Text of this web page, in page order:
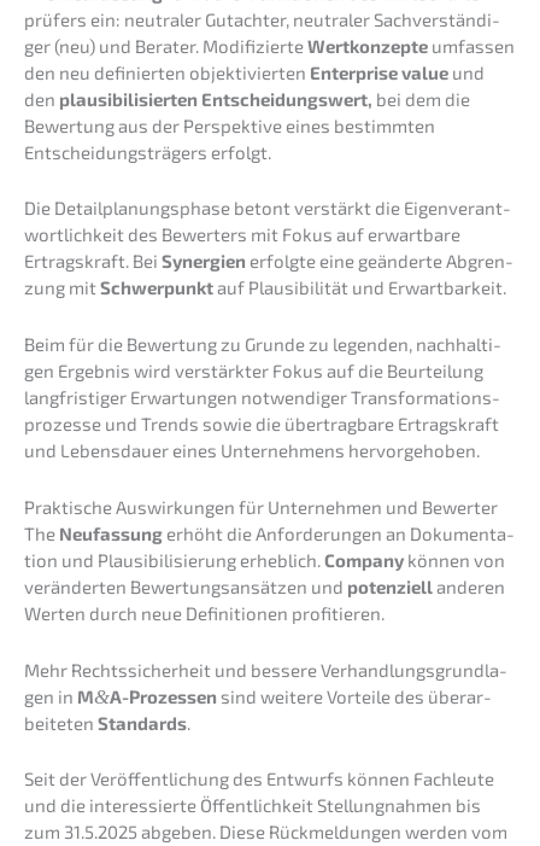
prü­fers ein: neutra­ler Gutach­ter, neutra­ler Sachver­stän­di­
ger (neu) und Berater. Modifi­zier­teWertkon­zep­te umfas­sen
den neu definier­ten objek­ti­vier­ten Enter­pri­se value und
den plausi­bi­li­sier­ten Entschei­dungs­wert, bei dem die
Bewer­tung aus der Perspek­ti­ve eines bestimm­ten
Entschei­dungs­trä­gers erfolgt.
Die Detail­pla­nungs­pha­se betont verstärkt die Eigen­ver­ant­
wort­lich­keit des Bewer­ters mit Fokus auf erwart­ba­re
Ertrags­kraft. Bei Syner­gien erfolg­te eine geänder­te Abgren­
zung mitSchwer­punktauf Plausi­bi­li­tät und Erwartbarkeit.
Beim für die Bewer­tung zu Grunde zu legen­den, nachhal­ti­
gen Ergeb­nis wird verstärk­ter Fokus auf die Beurtei­lung
langfris­ti­ger Erwar­tun­gen notwen­di­ger Trans­for­ma­ti­ons­
pro­zes­se und Trends sowie die übertrag­ba­re Ertrags­kraft
und Lebens­dau­er eines Unter­neh­mens hervorgehoben.
Prakti­sche Auswir­kun­gen für Unter­neh­men und Bewerter
The Neufas­sung erhöht die Anfor­de­run­gen an Dokumen­ta­
ti­on und Plausi­bi­li­sie­rung erheb­lich.Compa­ny können von
verän­der­ten Bewer­tungs­an­sät­zen und poten­zi­ellanderen
Werten durch neue Defini­tio­nen profitieren.
Mehr Rechts­si­cher­heit und besse­re Verhand­lungs­grund­la­
gen in M&A-Prozessen sind weite­re Vortei­le des überar­
bei­te­ten Standards.
Seit der Veröf­fent­li­chung des Entwurfs können Fachleu­te
und die inter­es­sier­te Öffent­lich­keit Stellung­nah­men bis
zum 31.5.2025 abgeben. Diese Rückmel­dun­gen werden vom